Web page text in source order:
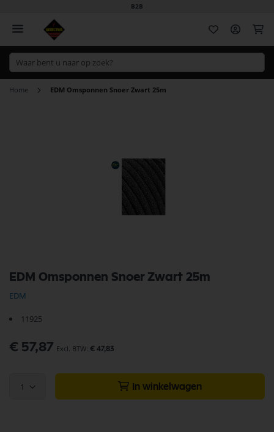
B2B
Home EDM Omsponnen Snoer Zwart 25m
EDM Omsponnen Snoer Zwart 25m
EDM
11925
€ 57,87 € 47,83
1 In winkelwagen
naar
het
begin
de
gallerij